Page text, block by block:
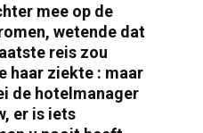
mee op de
wetende dat
reis zou
haar ziekte : maar
de hotelmanager
er is iets